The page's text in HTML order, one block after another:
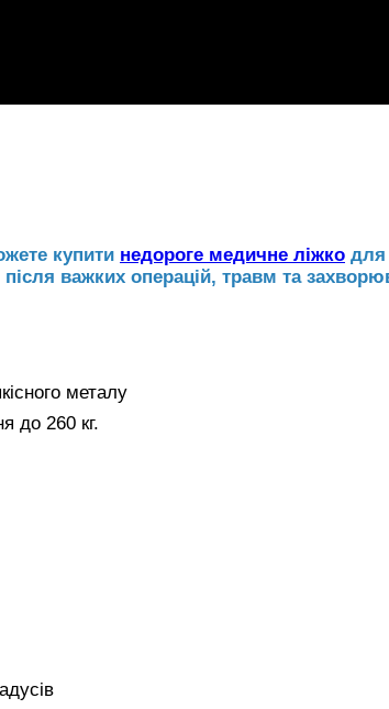
купити недороге медичне ліжко для
важких операцій, травм та
металу
до 260 кг.